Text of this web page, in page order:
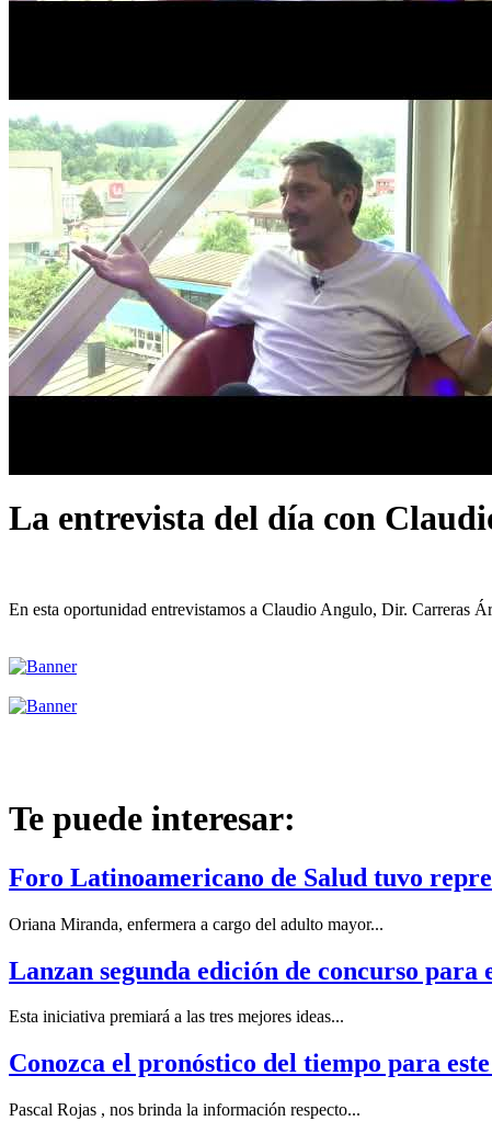
La entrevista del día con
En esta oportunidad entrevistamos a Claudio Angulo, Dir. Carreras
Te puede interesar:
Foro Latinoamericano de Salud tuvo
Oriana Miranda, enfermera a cargo del adulto mayor...
Lanzan segunda edición de concurso
Esta iniciativa premiará a las tres mejores ideas...
Conozca el pronóstico del tiempo para
Pascal Rojas , nos brinda la información respecto...